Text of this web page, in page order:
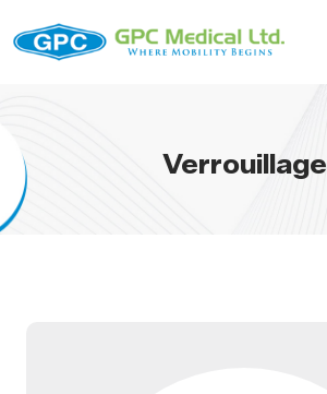
Verrouillage